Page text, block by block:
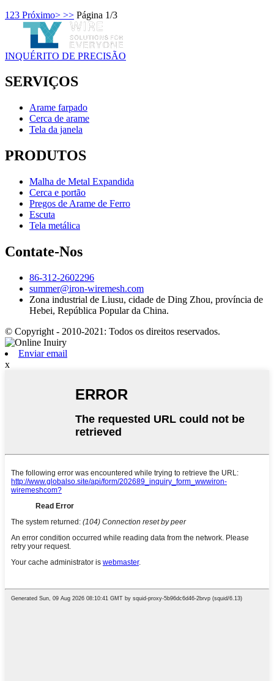
1 23 Próximo> >> Página 1/3
INQUÉRITO DE PRECISÃO
SERVIÇOS
Arame farpado
Cerca de arame
Tela da janela
PRODUTOS
Malha de Metal Expandida
Cerca e portão
Pregos de Arame de Ferro
Escuta
Tela metálica
Contate-Nos
86-312-2602296
summer@iron-wiremesh.com
Zona industrial de Liusu, cidade de Ding Zhou, província de
Hebei, República Popular da China.
© Copyright - 2010-2021: Todos os direitos reservados.
Enviar email
x